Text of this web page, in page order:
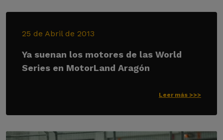
25 de Abril de 2013
Ya suenan los motores de las World
Series en MotorLand Aragón
Leer más >>>